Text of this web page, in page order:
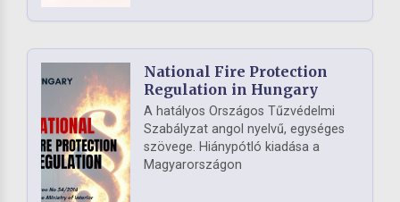
National Fire Protection
Regulation in Hungary
A hatályos Országos Tűzvédelmi
Szabályzat angol nyelvű, egységes
szövege. Hiánypótló kiadása a
Magyarországon